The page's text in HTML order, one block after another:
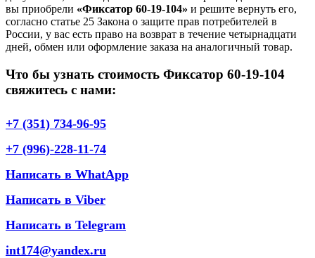
вы приобрели «Фиксатор 60-19-104» и решите вернуть его,
согласно статье 25 Закона о защите прав потребителей в
России, у вас есть право на возврат в течение четырнадцати
дней, обмен или оформление заказа на аналогичный товар.
Что бы узнать стоимость Фиксатор 60-19-104
свяжитесь с нами:
+7 (351) 734-96-95
+7 (996)-228-11-74
Написать в WhatApp
Написать в Viber
Написать в Telegram
int174@yandex.ru